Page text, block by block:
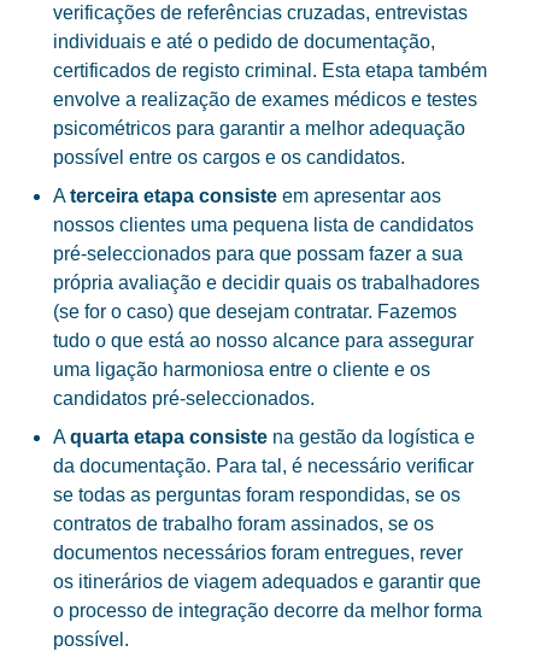
verificações de referências cruzadas, entrevistas
individuais e até o pedido de documentação,
certificados de registo criminal. Esta etapa também
envolve a realização de exames médicos e testes
psicométricos para garantir a melhor adequação
possível entre os cargos e os candidatos.
Aterceira etapa consiste em apresentar aos
nossos clientes uma pequena lista de candidatos
pré-seleccionados para que possam fazer a sua
própria avaliação e decidir quais os trabalhadores
(se for o caso) que desejam contratar. Fazemos
tudo o que está ao nosso alcance para assegurar
uma ligação harmoniosa entre o cliente e os
candidatos pré-seleccionados.
Aquarta etapa consiste na gestão da logística e
da documentação. Para tal, é necessário verificar
se todas as perguntas foram respondidas, se os
contratos de trabalho foram assinados, se os
documentos necessários foram entregues, rever
os itinerários de viagem adequados e garantir que
o processo de integração decorre da melhor forma
possível.